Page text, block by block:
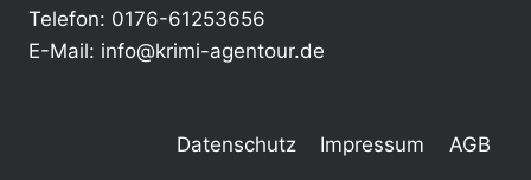
Telefon: 0176-61253656
E-Mail: info@krimi-agentour.de
Datenschutz Impressum
AGB